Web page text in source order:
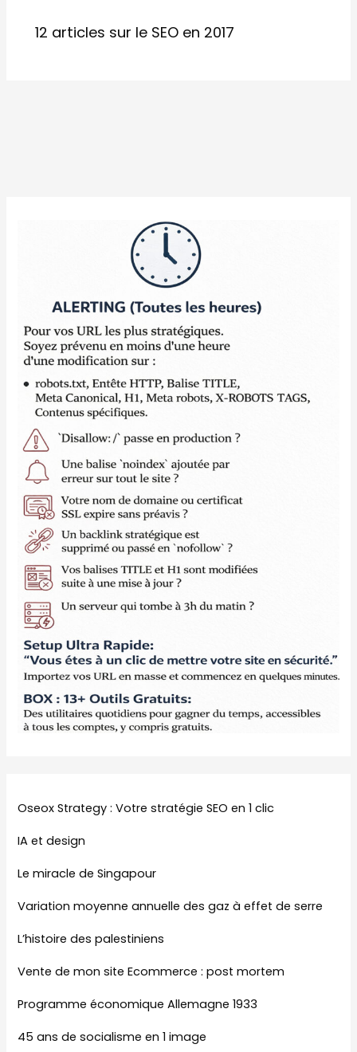
12 articles sur le SEO en 2017
Oseox Strategy : Votre stratégie SEO en 1 clic
IA et design
Le miracle de Singapour
Variation moyenne annuelle des gaz à effet de serre
L’histoire des palestiniens
Vente de mon site Ecommerce : post mortem
Programme économique Allemagne 1933
45 ans de socialisme en 1 image